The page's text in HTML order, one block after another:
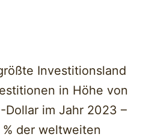
Investitionsland
in Höhe von
Dollar im Jahr 2023 –
der weltweiten